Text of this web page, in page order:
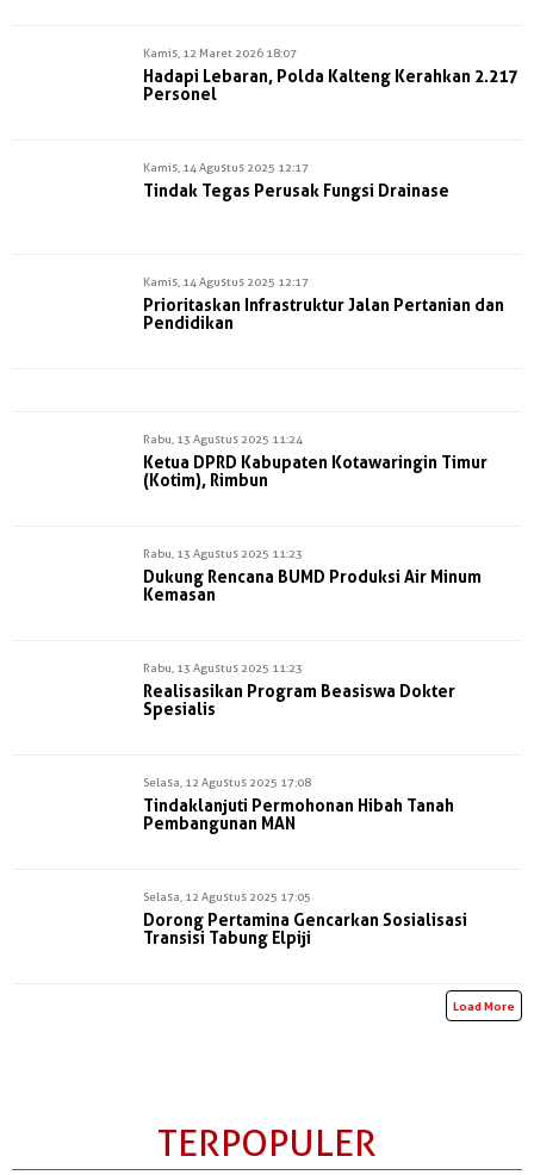
Kamis, 12 Maret 2026 18:07
Hadapi Lebaran, Polda Kalteng Kerahkan 2.217
Personel
Kamis, 14 Agustus 2025 12:17
Tindak Tegas Perusak Fungsi Drainase
Kamis, 14 Agustus 2025 12:17
Prioritaskan Infrastruktur Jalan Pertanian dan
Pendidikan
Rabu, 13 Agustus 2025 11:24
Ketua DPRD Kabupaten Kotawaringin Timur
(Kotim), Rimbun
Rabu, 13 Agustus 2025 11:23
Dukung Rencana BUMD Produksi Air Minum
Kemasan
Rabu, 13 Agustus 2025 11:23
Realisasikan Program Beasiswa Dokter
Spesialis
Selasa, 12 Agustus 2025 17:08
Tindaklanjuti Permohonan Hibah Tanah
Pembangunan MAN
Selasa, 12 Agustus 2025 17:05
Dorong Pertamina Gencarkan Sosialisasi
Transisi Tabung Elpiji
Load More
TERPOPULER